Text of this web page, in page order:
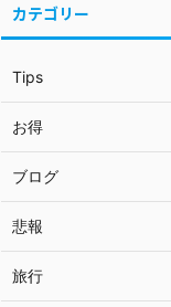
カテゴリー
Tips
お得
ブログ
悲報
旅行